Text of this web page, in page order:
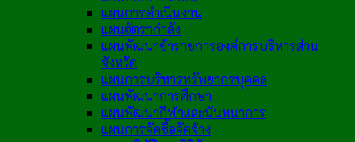
แผนการดำเนินงาน
แผนอัตรากำลัง
แผนพัฒนาข้าราชการองค์การบริหารส่วน
จังหวัด
แผนการบริหารทรัพยากรบุคคล
แผนพัฒนาการศึกษา
แผนพัฒนากีฬาและนันทนาการ
แผนการจัดซื้อจัดจ้าง